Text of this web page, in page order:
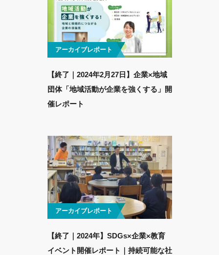
アーカイブレポート
【終了｜2024年2月27日】企業×地域
団体「地域活動が企業を強くする」開
催レポート
アーカイブレポート
【終了｜2024年】SDGs×企業×教育
イベント開催レポート｜持続可能な社